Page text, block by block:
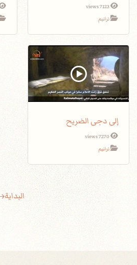
7123 views
ترانيم
إلى دجى الضريح
7270 views
ترانيم
البداية